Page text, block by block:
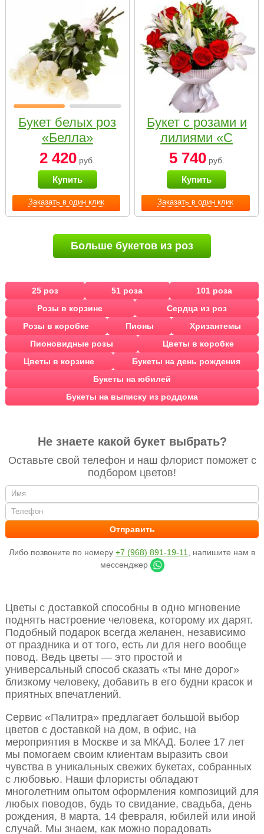
Заказать в один клик
Букет белых роз
«Белла»
2 420 руб.
Купить
Заказать в один клик
Букет с розами и
лилиями «С
наилучшими
пожеланиями»
5 740руб.
Купить
Больше букетов из роз
25 роз 51 роза
101 роза
Розы в корзине
Сердца из роз
Розы в коробке
Пионы
Хризантемы
Пионовидные розы
Цветы в коробке
Цветы в корзине
Букеты на день рождения
Букеты на юбилей
Букеты на выписку из роддома
Не знаете какой букет выбрать?
Оставьте свой телефон и наш флорист поможет с
подбором цветов!
Либо позвоните по номеру +7 (968) 891-19-11
, напишите нам в
мессенджер
Цветы с доставкой способны в одно мгновение
поднять настроение человека, которому их дарят.
Подобный подарок всегда желанен, независимо
от праздника и от того, есть ли для него вообще
повод. Ведь цветы — это простой и
универсальный способ сказать «ты мне дорог»
близкому человеку, добавить в его будни красок и
приятных впечатлений.
Сервис «Палитра» предлагает большой выбор
цветов с доставкой на дом, в офис, на
мероприятия в Москве и за МКАД. Более 17 лет
мы помогаем своим клиентам выразить свои
чувства в уникальных свежих букетах, собранных
с любовью. Наши флористы обладают
многолетним опытом оформления композиций для
любых поводов, будь то свидание, свадьба, день
рождения, 8 марта, 14 февраля, юбилей или иной
случай. Мы знаем, как можно порадовать